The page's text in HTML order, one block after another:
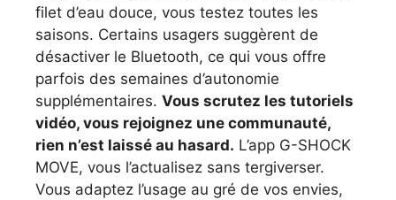
filet d’eau douce, vous testez toutes les
saisons. Certains usagers suggèrent de
désactiver le Bluetooth, ce qui vous offre
parfois des semaines d’autonomie
supplémentaires. Vous scrutez les tutoriels
vidéo, vous rejoignez une communauté,
rien n’est laissé au hasard. L’app G-SHOCK
MOVE, vous l’actualisez sans tergiverser.
Vous adaptez l’usage au gré de vos envies,